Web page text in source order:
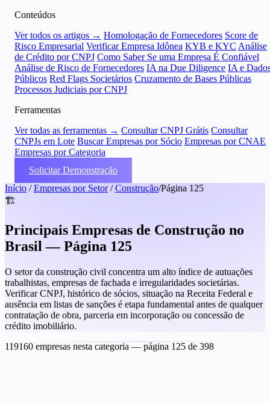
Conteúdos
Ver todos os artigos → Homologação de Fornecedores Score de
Risco Empresarial Verificar Empresa Idônea KYB e KYC Análise
de Crédito por CNPJ Como Saber Se uma Empresa É Confiável
Análise de Risco de Fornecedores IA na Due Diligence IA e
Públicos Red Flags Societários Cruzamento de Bases Públicas
Processos Judiciais por CNPJ
Ferramentas
Ver todas as ferramentas → Consultar CNPJ Grátis Consultar
CNPJs em Lote Buscar Empresas por Sócio Empresas por CNAE
Empresas por Categoria
Solicitar Demonstração
Início / Empresas por Setor / Construção/Página 125
🏗️
Principais Empresas de Construção no
Brasil — Página 125
O setor da construção civil concentra um alto índice de autuações
trabalhistas, empresas de fachada e irregularidades societárias.
Verificar CNPJ, histórico de sócios, situação na Receita Federal e
ausência em listas de sanções é etapa fundamental antes de qualquer
contratação de obra, parceria em incorporação ou concessão de
crédito imobiliário.
119160 empresas nesta categoria — página 125 de 398